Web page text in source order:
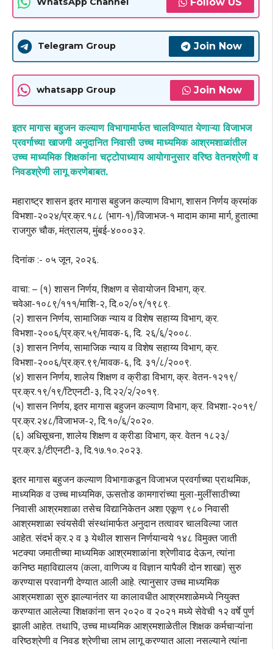
Telegram Group Join Now
whatsapp Group Join Now
इतर मागास बहुजन कल्याण विभागामार्फत चालविण्यात येणाऱ्या विजाभज
प्रवर्गाच्या खाजगी अनुदानित निवासी उच्च माध्यमिक आश्रमशाळांतील
उच्च माध्यमिक शिक्षकांना चट्टोपाध्याय आयोगानुसार वरिष्ठ वेतनश्रेणी व
निवडश्रेणी लागू करणेबाबत.
महाराष्ट्र शासन इतर मागास बहुजन कल्याण विभाग, शासन निर्णय क्रमांक
विभशा-२०२४/प्र.क्र.१८८ (भाग-१)/विजाभज-१ मादाम कामा मार्ग, हुतात्मा
राजगुरु चौक, मंत्रालय, मुंबई-४०००३२.
दिनांक :- ०५ जून, २०२६.
वाचा: – (१) शासन निर्णय, शिक्षण व सेवायोजन विभाग, क्र.
चवेआ-१०८९/१११/माशि-२, दि.०२/०९/१९८९.
(२) शासन निर्णय, सामाजिक न्याय व विशेष सहाय्य विभाग, क्र.
विभशा-२००६/प्र.क्र.५९/मावक-६, दि. २६/६/२००८.
(३) शासन निर्णय, सामाजिक न्याय व विशेष सहाय्य विभाग, क्र.
विभशा-२००६/प्र.क्र.९९/मावक-६, दि. ३१/८/२००९.
(४) शासन निर्णय, शालेय शिक्षण व क्रीडा विभाग, क्र. वेतन-१२१९/
प्र.क्र.१९/१९/टिएनटी-३, दि.२२/२/२०१९.
(५) शासन निर्णय, इतर मागास बहुजन कल्याण विभाग, क्र. विभशा-२०१९/
प्र.क्र.२४८/विजाभज-२, दि.१०/६/२०२०.
(६) अधिसूचना, शालेय शिक्षण व क्रीडा विभाग, क्र. वेतन १८२३/
प्र.क्र.३/टीएनटी-३, दि.१७.१०.२०२३.
इतर मागास बहुजन कल्याण विभागाकडून विजाभज प्रवर्गाच्या प्राथमिक,
माध्यमिक व उच्च माध्यमिक, ऊसतोड कामगारांच्या मुला-मुलींसाठीच्या
निवासी आश्रमशाळा तसेच विद्यानिकेतन अशा एकूण ९८० निवासी
आश्रमशाळा स्वंयसेवी संस्थांमार्फत अनुदान तत्वावर चालविल्या जात
आहेत. संदर्भ क्र.२ व ३ येथील शासन निर्णयान्वये १४८ विमुक्त जाती
भटक्या जमातीच्या माध्यमिक आश्रमशाळांना श्रेणीवाढ देऊन, त्यांना
कनिष्ठ महाविद्यालय (कला, वाणिज्य व विज्ञान यापैकी दोन शाखा) सुरु
करण्यास परवानगी देण्यात आली आहे. त्यानुसार उच्च माध्यमिक
आश्रमशाळा सुरु झाल्यानंतर या कालावधीत आश्रमशाळेमध्ये नियुक्त
करण्यात आलेल्या शिक्षकांना सन २०२० व २०२१ मध्ये सेवेची १२ वर्षे पुर्ण
झाली आहेत. तथापि, उच्च माध्यमिक आश्रमशाळेतील शिक्षक कर्मचाऱ्यांना
वरिष्ठश्रेणी व निवड श्रेणीचा लाभ लागू करण्यात आला नसल्याने त्यांना